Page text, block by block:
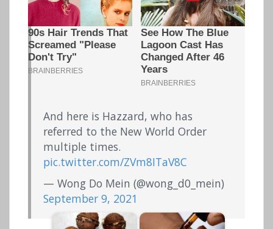
And here is Hazzard, who has
referred to the New World Order
multiple times.
pic.twitter.com/ZVm8ITaV8C
— Wong Do Mein (@wong_d0_mein)
September 9, 2021